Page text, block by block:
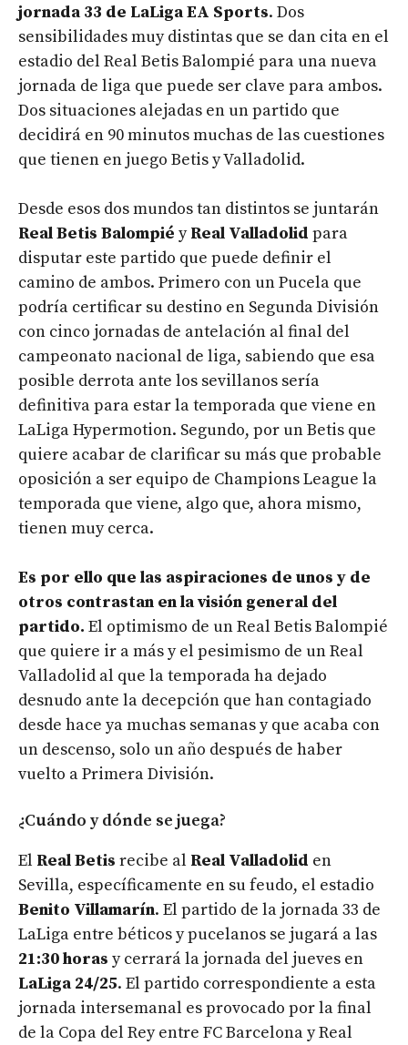
jornada 33 de LaLiga EA Sports. Dos
sensibilidades muy distintas que se dan cita en el
estadio del Real Betis Balompié para una nueva
jornada de liga que puede ser clave para ambos.
Dos situaciones alejadas en un partido que
decidirá en 90 minutos muchas de las cuestiones
que tienen en juego Betis y Valladolid.
Desde esos dos mundos tan distintos se juntarán
Real Betis Balompié yReal Valladolid para
disputar este partido que puede definir el
camino de ambos. Primero con un Pucela que
podría certificar su destino en Segunda División
con cinco jornadas de antelación al final del
campeonato nacional de liga, sabiendo que esa
posible derrota ante los sevillanos sería
definitiva para estar la temporada que viene en
LaLiga Hypermotion. Segundo, por un Betis que
quiere acabar de clarificar su más que probable
oposición a ser equipo de Champions League la
temporada que viene, algo que, ahora mismo,
tienen muy cerca.
Es por ello que las aspiraciones de unos y de
otros contrastan en la visión general del
partido. El optimismo de un Real Betis Balompié
que quiere ir a más y el pesimismo de un Real
Valladolid al que la temporada ha dejado
desnudo ante la decepción que han contagiado
desde hace ya muchas semanas y que acaba con
un descenso, solo un año después de haber
vuelto a Primera División.
¿Cuándo y dónde se juega?
El Real Betis recibe al Real Valladolid en
Sevilla, específicamente en su feudo, el estadio
Benito Villamarín. El partido de la jornada 33 de
LaLiga entre béticos y pucelanos se jugará a las
21:30 horas y cerrará la jornada del jueves en
LaLiga 24/25. El partido correspondiente a esta
jornada intersemanal es provocado por la final
de la Copa del Rey entre FC Barcelona y Real